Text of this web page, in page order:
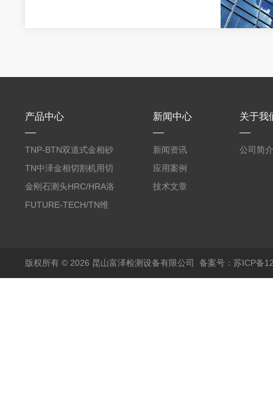
产品中心
TNP-BTN双道式金相砂
带机/金相研磨机
TN中泽金相切割机用切
削油/金相冷却液
金刚石测头HRC/HRA洛
氏硬度计专用
FUTURE-TECH/TN维
新闻中心
新闻资讯
应用案例
技术文章
关于我
公司简介
版权所有 © 2026 昆山富泽检测设备有限公司 备案号：苏ICP备